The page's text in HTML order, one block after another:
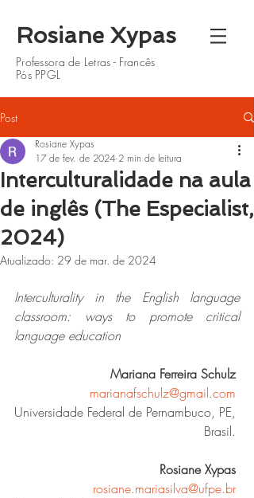
Rosiane Xypas
Professora de Letras - Francês
Pós PPGL
Post
Interculturalidade na aula
de inglês (The Especialist,
2024)
Rosiane Xypas
17 de fev. de 2024 2 min de leitura
Atualizado: 29 de mar. de 2024
Interculturality in the English language
classroom: ways to promote critical
language education
Mariana Ferreira Schulz
marianafschulz@gmail.com
Universidade Federal de Pernambuco, PE,
Brasil.
Rosiane Xypas
rosiane.mariasilva@ufpe.br